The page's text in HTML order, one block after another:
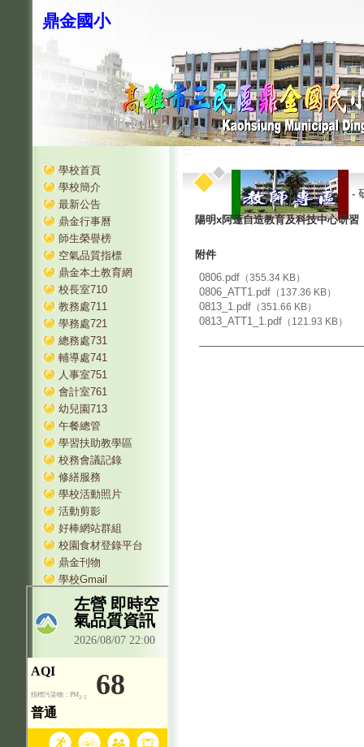
鼎金國小
:::
學校首頁
學校簡介
最新公告
鼎金行事曆
師生榮譽榜
空氣品質指標
鼎金本土教育網
校長室710
教務處711
學務處721
總務處731
輔導處741
人事室751
會計室761
幼兒園713
午餐總管
學習扶助教學區
校務會議記錄
修繕服務
學校活動照片
活動剪影
好棒網站群組
校園食材登錄平台
鼎金刊物
學校Gmail
:::
-
陽明x阿蓮自造教育及科技中心研習
附件
0806.pdf （355.34 KB）
0806_ATT1.pdf （137.36 KB）
0813_1.pdf （351.66 KB）
0813_ATT1_1.pdf （121.93 KB）